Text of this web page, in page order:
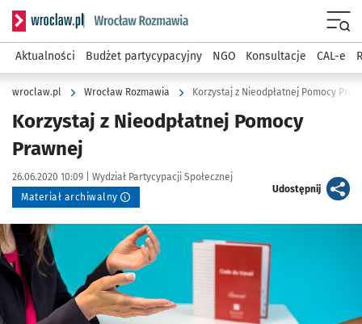
Serwis informacyjny wroclaw.pl podserwis: Rozmawia
Aktualności Budżet partycypacyjny NGO Konsultacje CAL-e
wroclaw.pl Wrocław Rozmawia Korzystaj z Nieodpłatnej Pomocy
Korzystaj z Nieodpłatnej Pomocy
Prawnej
Data publikacji:
26.06.2020 10:09 | Autor:
Wydział Partycypacji Społecznej
Materiał archiwalny
Udostępnijartykuł
Kliknij, aby powiększyć